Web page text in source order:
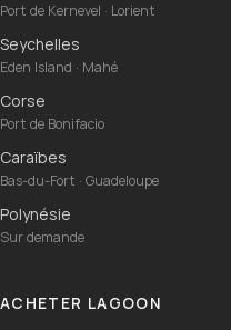
Port de Kernevel · Lorient
Seychelles
Eden Island · Mahé
Corse
Port de Bonifacio
Caraïbes
Bas-du-Fort · Guadeloupe
Polynésie
Sur demande
ACHETER LAGOON